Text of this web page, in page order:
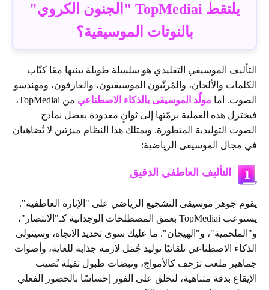
يلتقط TopMediai "الجنون الكروي"
بالنوتات الموسيقية؟
التأليف الموسيقي التقليدي هو سلسلة طويلة يبنيها معًا كتّاب
الكلمات والألحان، والمُرتّبون الموسيقيون، والعازفون، ومهندسو
الصوت. أما مولّد الموسيقى بالذكاء الاصطناعي
من TopMediai،
فيختزل هذه العملية برمّتها إلى ثوانٍ معدودة بفضل نماذج
الصوت التوليدية المتطورة. ويمتلك هذا النظام ميزتين لا تُضاهيان
في مجال الموسيقى الرياضية:
1 التأليف العاطفي الدقيق
يقوم جوهر موسيقى التشجيع الرياضي على "الإثارة العاطفية".
يستوعب TopMediai بعمق المصطلحات الوجدانية كـ"الانتصار"،
و"الملحمية"، و"الهيجان". ما عليك سوى تحديد الاتجاه، وسيتولى
الذكاء الاصطناعي تلقائيًا توليد جُمَل لازمة جذابة للغاية، وأصوات
جماهير ملعب تزحف كالأمواج، ونبضات طبول ثقيلة تُصيب
الإيقاع بدقة متناهية، لتخلق على الفور إحساسًا بالحضور الفعلي